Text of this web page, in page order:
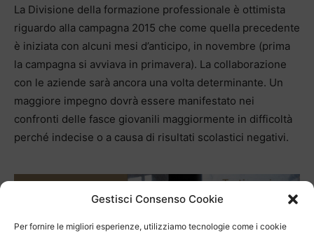
Gestisci Consenso Cookie
Per fornire le migliori esperienze, utilizziamo tecnologie come i cookie
La Divisione della formazione professionale è ottimista
riguardo alla campagna 2015 che come quella precedente
è iniziata con alcuni mesi d’anticipo, in novembre (prima
la campagna si avviava in primavera). La collaborazione
con le aziende sarà ancora una volta determinante. Un
maggiore impegno dovrà essere manifestato nei
confronti delle fasce giovanili maggiormente in difficoltà
perché indecise o a causa di risultati scolastici negativi.